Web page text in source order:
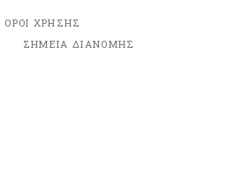
ΟΡΟΙ ΧΡΗΣΗΣ
ΣΗΜΕΙΑ ΔΙΑΝΟΜΗΣ